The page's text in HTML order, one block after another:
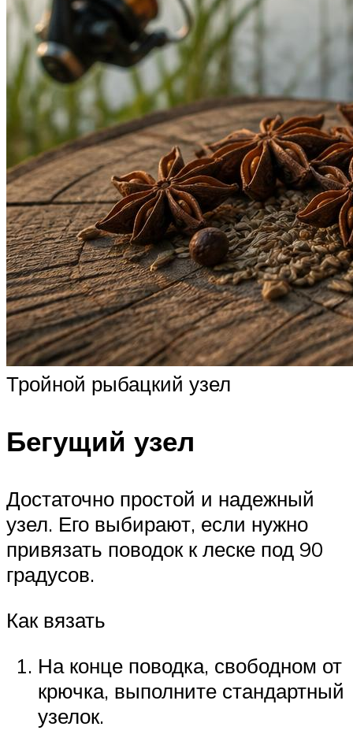
Тройной рыбацкий узел
Бегущий узел
Достаточно простой и надежный
узел. Его выбирают, если нужно
привязать поводок к леске под 90
градусов.
Как вязать
На конце поводка, свободном от
крючка, выполните стандартный
узелок.